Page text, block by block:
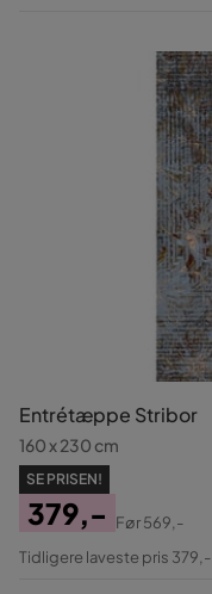
Entrétæppe Stribor
160 x 230 cm
SE PRISEN!
Pris
379,-
Original
Før569,-
Tidligere laveste pris 379,-